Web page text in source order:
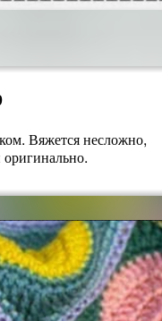
Вяжется несложно,
оригинально.